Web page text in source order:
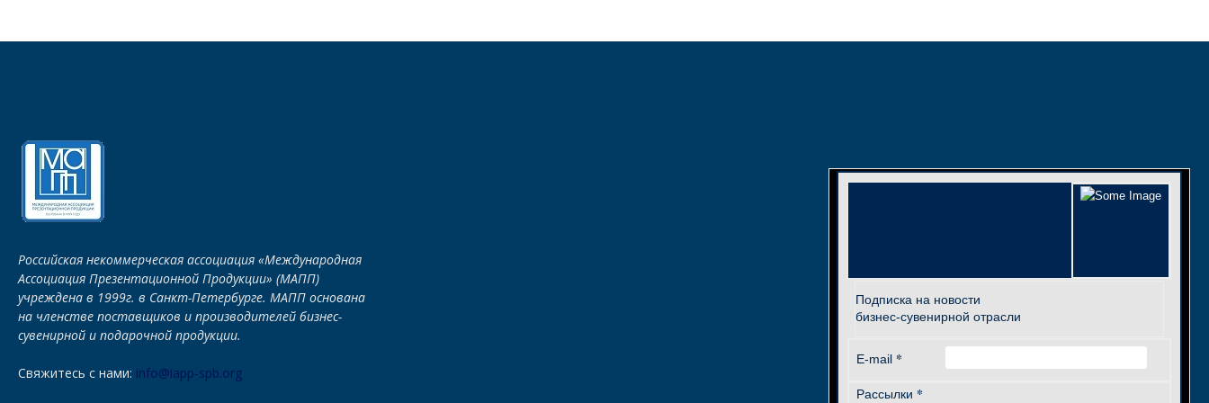
Российская некоммерческая ассоциация «Международная
Ассоциация Презентационной Продукции» (МАПП)
учреждена в 1999г. в Санкт-Петербурге. МАПП основана
на членстве поставщиков и производителей бизнес-
сувенирной и подарочной продукции.
Свяжитесь с нами: info@iapp-spb.org
Подписка на новости
бизнес-сувенирной отрасли
E-mail *
Рассылки *